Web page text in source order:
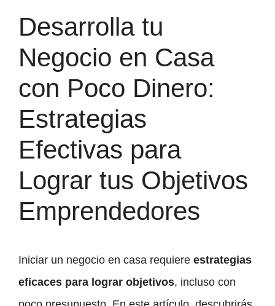
Desarrolla tu
Negocio en Casa
con Poco Dinero:
Estrategias
Efectivas para
Lograr tus Objetivos
Emprendedores
Iniciar un negocio en casa requiere estrategias
eficaces para lograr objetivos, incluso con